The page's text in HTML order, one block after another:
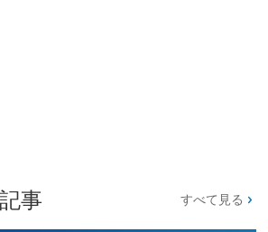
事 すべて見る